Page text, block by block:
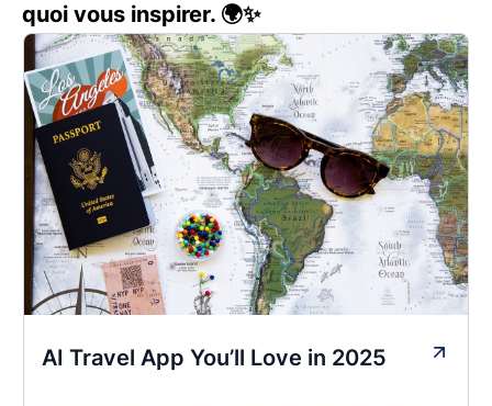
quoi vous inspirer. 🌍✨
AI Travel App You’ll Love in 2025